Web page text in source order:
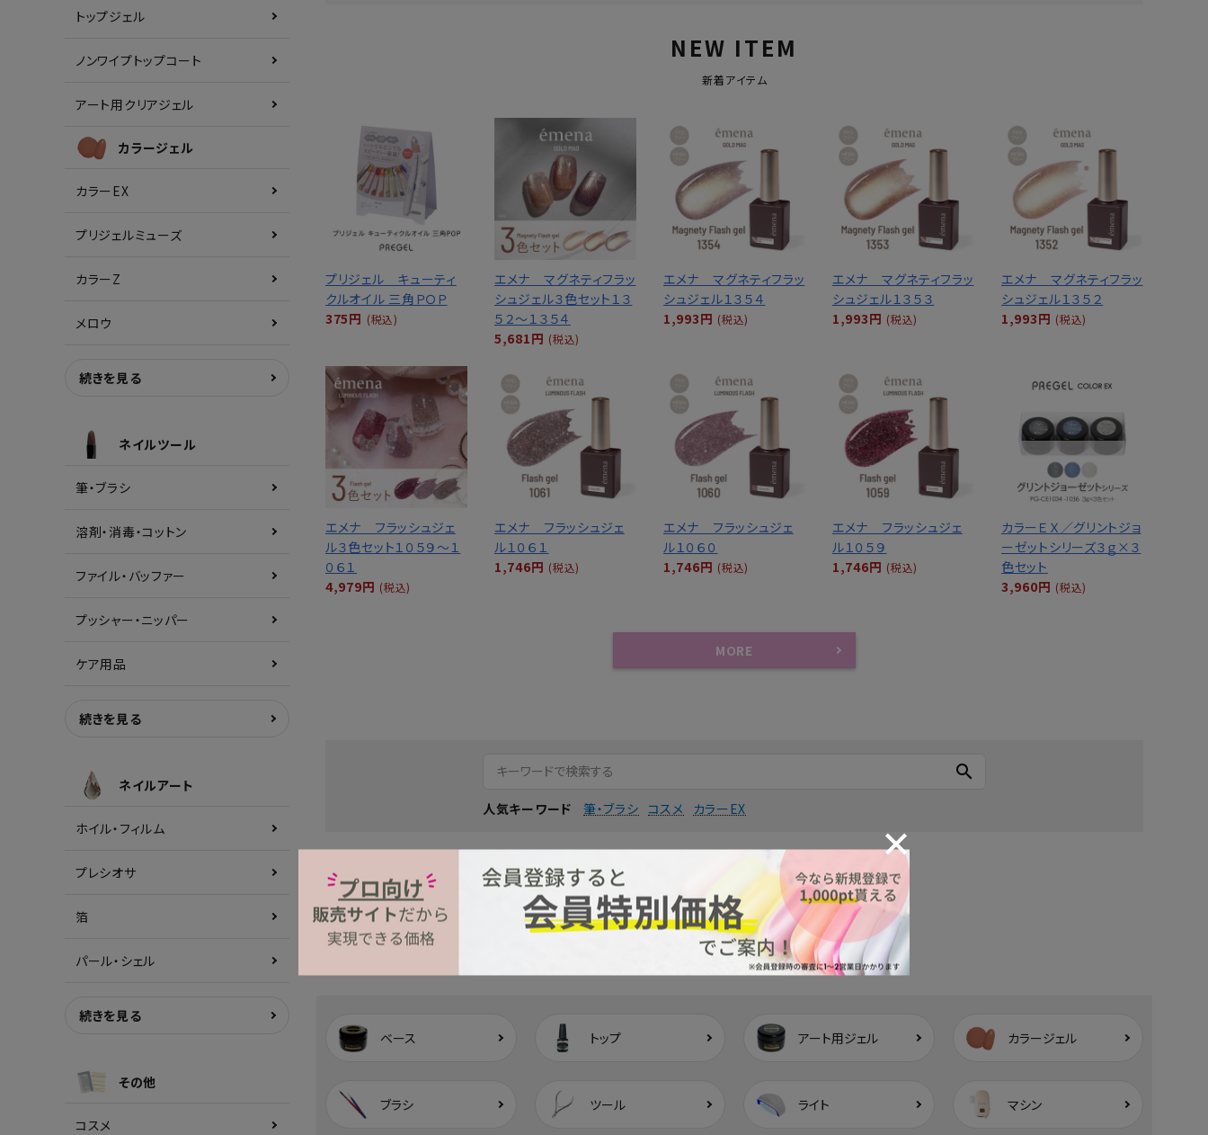
トップジェル
ノンワイプトップコート
アート用クリアジェル
カラージェル
カラーEX
プリジェルミューズ
カラーZ
メロウ
続きを見る
ネイルツール
筆・ブラシ
溶剤・消毒・コットン
ファイル・バッファー
プッシャー・ニッパー
ケア用品
続きを見る
ネイルアート
ホイル・フィルム
プレシオサ
箔
パール・シェル
続きを見る
その他
コスメ
NEW ITEM
新着アイテム
プリジェル キューティ
クルオイル 三角ＰＯＰ
375円 (税込)
エメナ マグネティフラッ
シュジェル３色セット１３
５２～１３５４
5,681円 (税込)
エメナ マグネティフラッ
シュジェル１３５４
1,993円 (税込)
エメナ マグネティフラッ
シュジェル１３５３
1,993円 (税込)
エメナ マグネティフラッ
シュジェル１３５２
1,993円 (税込)
エメナ フラッシュジェ
ル３色セット１０５９～１
０６１
4,979円 (税込)
エメナ フラッシュジェ
ル１０６１
1,746円 (税込)
エメナ フラッシュジェ
ル１０６０
1,746円 (税込)
エメナ フラッシュジェ
ル１０５９
1,746円 (税込)
カラーＥＸ／グリントジョ
ーゼットシリーズ３ｇ×３
色セット
3,960円 (税込)
MORE
search
人気キーワード 筆・ブラシ コスメ カラーEX
CATEGORY
カテゴリーから探す
ベース トップ アート用ジェル カラージェル
ブラシ ツール ライト マシン